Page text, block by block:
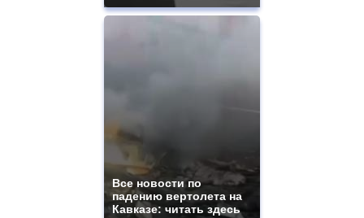
Все новости по
падению вертолета на
Кавказе: читать здесь